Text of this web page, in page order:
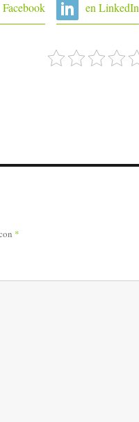
Facebook en LinkedIn
*